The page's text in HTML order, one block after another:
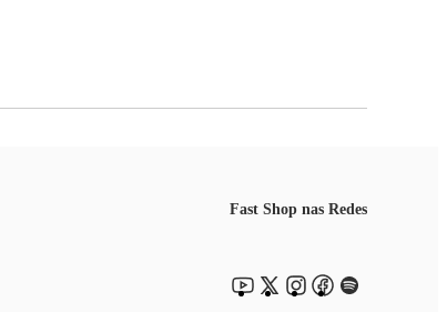
Fast Shop nas Redes